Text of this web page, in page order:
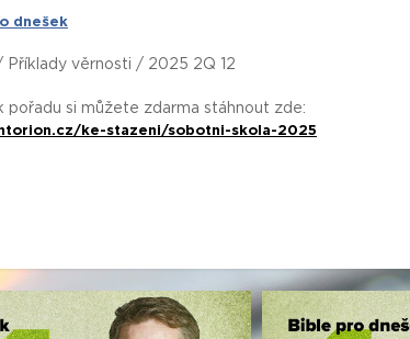
dnešek
Příklady věrnosti / 2025 2Q 12
pořadu si můžete zdarma stáhnout zde:
ke-stazeni/sobotni-skola-2025